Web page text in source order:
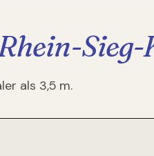
Sieg-
als 3,5 m.